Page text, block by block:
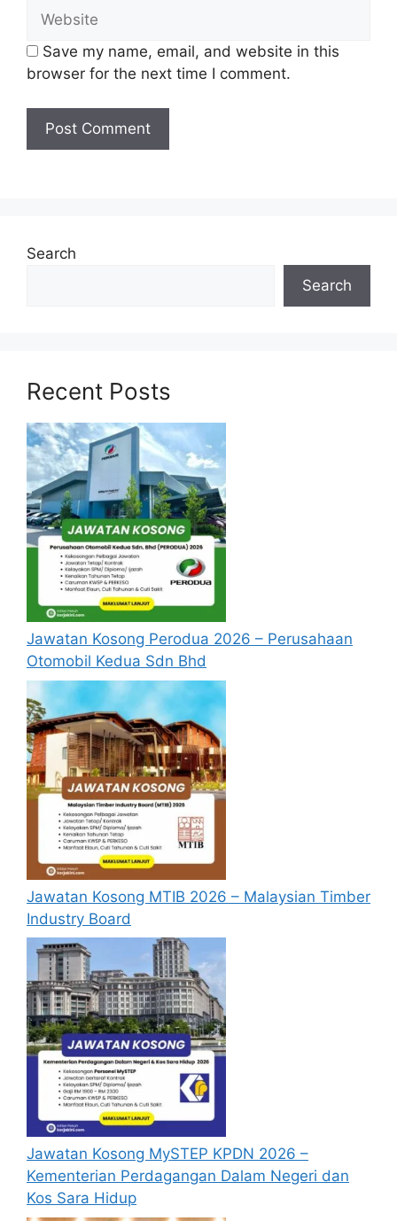
Elektronik) Gred JA29
Penolong Jurutera (Kejuruteraan
Penolong Pegawai Senibina Gred JA29
Penolong Pegawai Perancang Bandar
Pembantu Tadbir Kewangan Gred W19
Calon hendaklah warganegara Malaysia
tahunpada tarikh tutup permohonan
jawatan.
Berkelayakan dan melepasi syarat-syarat
pelantikan yang telah ditetapkan bagi
setiap jawatan yang hendak dipohon, Sila
baca pada lampiran yang kami telah
sediakan seperti berikut.
Cara Memohon
Permohonan kekosongan jawatan
hendaklah dibuat menggunakan
MBI.1) Pind.2/2009
yang boleh dimuat
turun melalui pautan yang telah
disediakan dibawah.
Permohonan hendaklah disertakan
dengan Sekeping gambar terkini
berukuran paspot (dilekatkan pada
borang permohonan), Salinan Kad
Pengenalan dan salinan Sijil Lahir,
Salinan Sijil Berhenti Sekolah, Salinan Sijil
Pelajaran Malaysia/Sijil Vokasional
Malaysia dan Pentaksiran Tingkatan
Tiga/Penilaian Menengah Rendah,
Salinan Diploma dan transkrip/Surat
Pengesahan Kelulusan Peperiksaan Akhir
daripada pusat-pusat pengajian dan
Salinan sijil-sijil lain yang berkaitan yang
telahdisahkan.
Borang permohonan yang telah lengkap
diisi dengan mencatatkan nama jawatan
di sebelah kiri sampul surat hendaklah
dikemukakan kepada alamat seperti
berikut.
Bahagian Sumber Manusia
Website
Save my name, email, and website in this
browser for the next time I comment.
Search
Search
Recent Posts
Jawatan Kosong Perodua 2026 – Perusahaan
Otomobil Kedua Sdn Bhd
Jawatan Kosong MTIB 2026 – Malaysian Timber
Industry Board
Jawatan Kosong MySTEP KPDN 2026 –
Kementerian Perdagangan Dalam Negeri dan
Kos Sara Hidup